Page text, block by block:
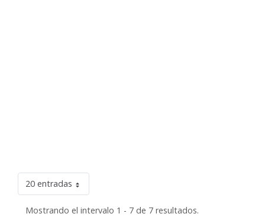
20 entradas
Mostrando el intervalo 1 - 7 de 7 resultados.